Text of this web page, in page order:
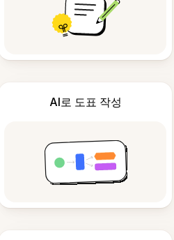
AI로 도표 작성